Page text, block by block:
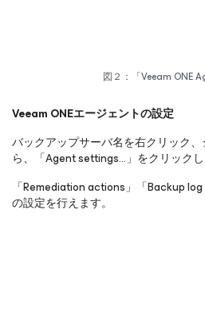
図２：「Veeam ONE
Veeam ONEエージェントの設定
バックアップサーバ名を右クリック
ら、「Agent settings…」をクリックし
「Remediation actions」「Backup
の設定を行えます。